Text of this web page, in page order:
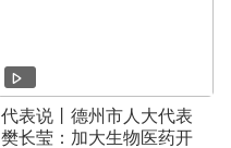
代表说丨德州市人大代表
樊长莹：加大生物医药开